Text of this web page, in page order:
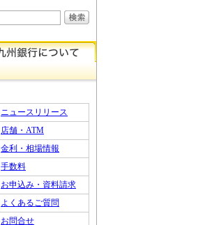
ニュースリリース
店舗・ATM
金利・相場情報
手数料
お申込み・資料請求
よくあるご質問
お問合せ